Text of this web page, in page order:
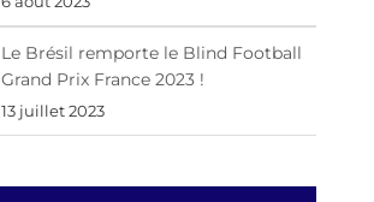
Le Brésil remporte le Blind Football
Grand Prix France 2023 !
13 juillet 2023